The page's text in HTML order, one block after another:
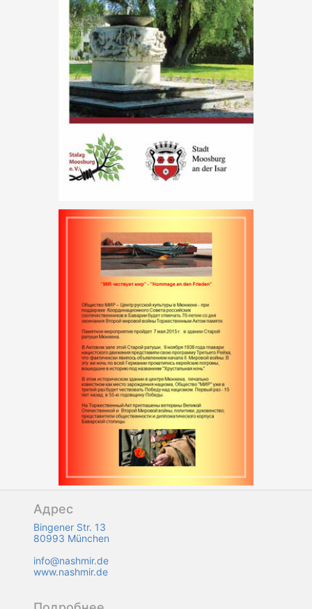
Адрес
Bingener Str. 13
80993 München
info@nashmir.de
www.nashmir.de